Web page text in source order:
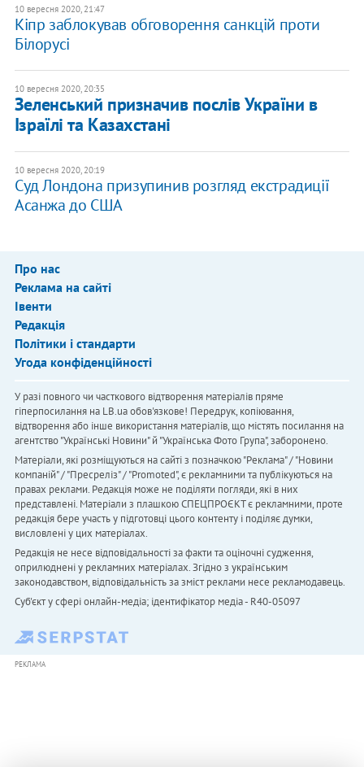
10 вересня 2020, 21:47
Кіпр заблокував обговорення санкцій проти
Білорусі
10 вересня 2020, 20:35
Зеленський призначив послів України в
Ізраїлі та Казахстані
10 вересня 2020, 20:19
Суд Лондона призупинив розгляд екстрадиції
Асанжа до США
Про нас
Реклама на сайті
Івенти
Редакція
Політики і стандарти
Угода конфіденційності
У разі повного чи часткового відтворення матеріалів пряме
гіперпосилання на LB.ua обов'язкове! Передрук, копіювання,
відтворення або інше використання матеріалів, що містять посилання на
агентство "Українськi Новини" й "Українська Фото Група", заборонено.
Матеріали, які розміщуються на сайті з позначкою "Реклама" / "Новини
компаній" / "Пресреліз" / "Promoted", є рекламними та публікуються на
правах реклами. Редакція може не поділяти погляди, які в них
представлені. Матеріали з плашкою СПЕЦПРОЄКТ є рекламними, проте
редакція бере участь у підготовці цього контенту і поділяє думки,
висловлені у цих матеріалах.
Редакція не несе відповідальності за факти та оціночні судження,
оприлюднені у рекламних матеріалах. Згідно з українським
законодавством, відповідальність за зміст реклами несе рекламодавець.
Cуб'єкт у сфері онлайн-медіа; ідентифікатор медіа - R40-05097
РЕКЛАМА